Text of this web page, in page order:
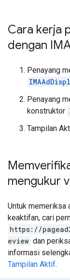
Cara kerja
dengan
Penayang
Penayang
konstruktor
Tampilan
mengukur
Untuk memeriksa
keaktifan, cari
https://
eview dan
informasi
Tampilan Aktif.